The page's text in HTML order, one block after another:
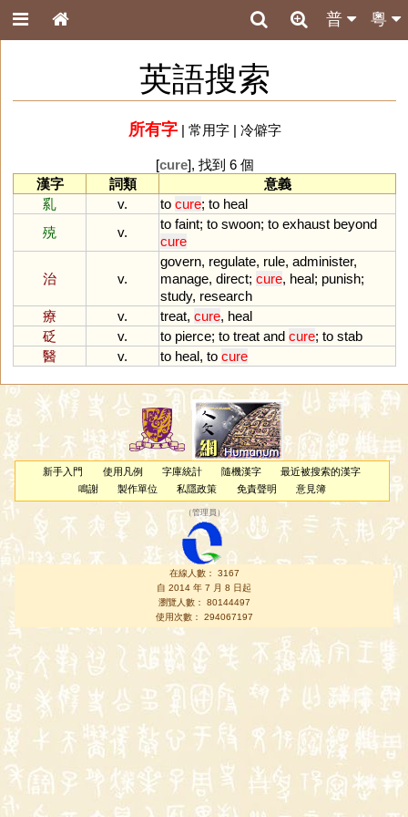
粵
普
英語搜索
所有字| 常用字| 冷僻字
[cure], 找到 6 個
漢字
詞類
意義
乿
v. to cure; to heal
殑
v.
to faint; to swoon; to exhaust beyond
cure
治 v.
govern, regulate, rule, administer,
manage, direct; cure, heal; punish;
study, research
療
v. treat, cure, heal
砭
v. to pierce; to treat and cure; to stab
醫
v. to heal, to cure
新手入門 使用凡例 字庫統計 隨機漢字
最近被搜索的漢字
鳴謝
製作單位 私隱政策 免責聲明 意見簿
（管理員 ）
在線人數： 3167
自 2014 年 7 月 8 日起
瀏覽人數： 80144497
使用次數： 294067197